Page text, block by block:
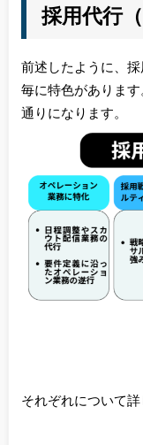
採用代行
前述したように、
毎に特色がありま
通りになります。
それぞれについて詳